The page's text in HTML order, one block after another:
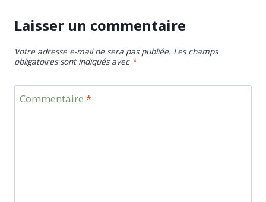
Laisser un commentaire
Votre adresse e-mail ne sera pas publiée. Les champs
obligatoires sont indiqués avec *
Commentaire *